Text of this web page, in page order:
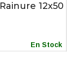
12x50
En Stock